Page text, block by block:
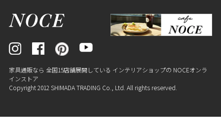
家具通販なら 全国15店舗展開している インテリアショップの NOCEオンラ
インストア
Copyright 2012 SHIMADA TRADING Co., Ltd. All rights reserved.